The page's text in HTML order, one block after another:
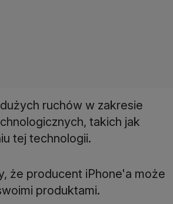
ruchów w zakresie
takich jak
tej technologii.
że producent iPhone'a może
produktami.